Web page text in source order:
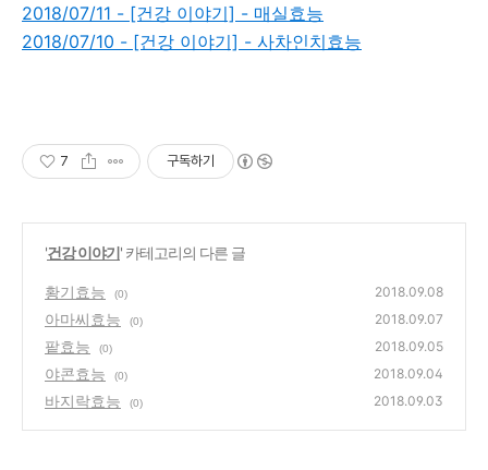
2018/07/11 - [건강 이야기] - 매실효능
2018/07/10 - [건강 이야기] - 사차인치효능
7 구독하기
'건강 이야기' 카테고리의 다른 글
황기효능 (0) 2018.09.08
아마씨효능 (0) 2018.09.07
팥효능 (0) 2018.09.05
야콘효능 (0) 2018.09.04
바지락효능 (0) 2018.09.03